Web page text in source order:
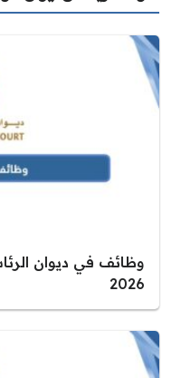
وظائف في ديوان
2026